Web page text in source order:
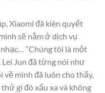
Xiaomi đã kiên quyết
sẽ nằm ở dịch vụ
“Chúng tôi là một
Jun đã từng nói như
về mình đã luôn cho thấy,
gì đó xấu xa và không